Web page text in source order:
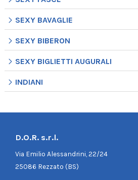
SEXY BAVAGLIE
SEXY BIBERON
SEXY BIGLIETTI AUGURALI
INDIANI
D.O.R. s.r.l.
Via Emilio Alessandrini, 22/24
25086 Rezzato (BS)